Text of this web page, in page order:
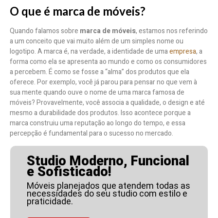
O que é marca de móveis?
Quando falamos sobre marca de móveis, estamos nos referindo
a um conceito que vai muito além de um simples nome ou
logotipo. A marca é, na verdade, a identidade de umaempresa, a
forma como ela se apresenta ao mundo e como os consumidores
a percebem. É como se fosse a “alma” dos produtos que ela
oferece. Por exemplo, você já parou para pensar no que vem à
sua mente quando ouve o nome de uma marca famosa de
móveis? Provavelmente, você associa a qualidade, o design e até
mesmo a durabilidade dos produtos. Isso acontece porque a
marca construiu uma reputação ao longo do tempo, e essa
percepção é fundamental para o sucesso no mercado.
Studio Moderno, Funcional
e Sofisticado!
Móveis planejados que atendem todas as
necessidades do seu studio com estilo e
praticidade.